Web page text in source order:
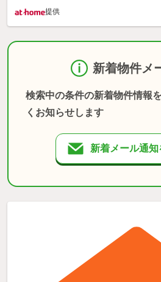
提供
新着物件メ
検索中の条件の新着物件情報
くお知らせします
新着メール通